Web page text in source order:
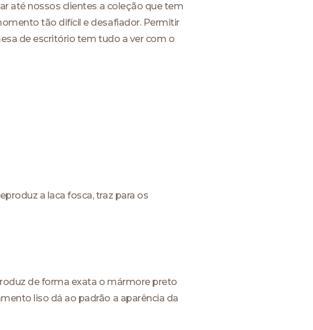
até nossos clientes a coleção que tem
tão difícil e desafiador. Permitir
de escritório tem tudo a ver com o
a laca fosca, traz para os
de forma exata o mármore preto
liso dá ao padrão a aparência da